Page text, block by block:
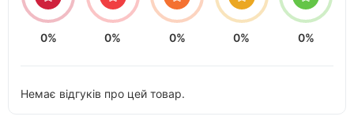
0% 0% 0% 0% 0%
Немає відгуків про цей товар.